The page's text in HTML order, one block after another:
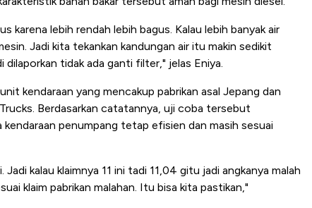
karena lebih rendah lebih bagus. Kalau lebih banyak air
Jadi kita tekankan kandungan air itu makin sedikit
tidak ada ganti filter," jelas Eniya.
kendaraan yang mencakup pabrikan asal Jepang dan
Berdasarkan catatannya, uji coba tersebut
kendaraan penumpang tetap efisien dan masih sesuai
kalau klaimnya 11 ini tadi 11,04 gitu jadi angkanya malah
klaim pabrikan malahan. Itu bisa kita pastikan,"
Harga
Berbahaya
Adu Panas Kinerja Emiten Minyak RI,
Mana yang Cuannya Paling Menyala?